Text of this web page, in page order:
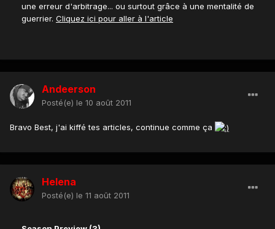
une erreur d'arbitrage... ou surtout grâce à une mentalité de
guerrier. Cliquez ici pour aller à l'article
Andeerson
Posté(e) le 10 août 2011
Bravo Best, j'ai kiffé tes articles, continue comme ça
Helena
Posté(e) le 11 août 2011